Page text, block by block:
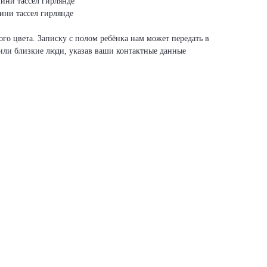
тассел гирлянде
цвета. Записку с полом ребёнка нам может передать в
близкие люди, указав ваши контактные данные